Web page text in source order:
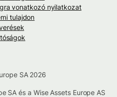
vonatkozó nyilatkozat
tulajdon
SA 2026
SA és a Wise Assets Europe AS